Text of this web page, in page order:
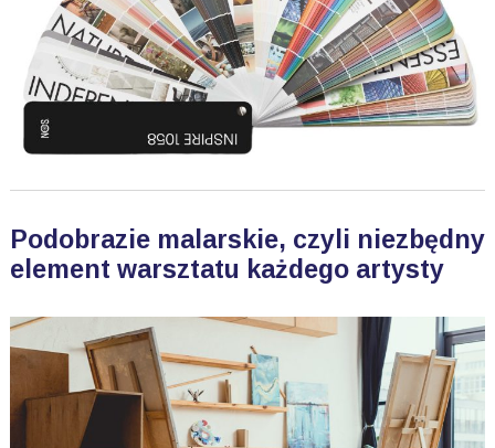
Podobrazie malarskie, czyli niezbędny
element warsztatu każdego artysty